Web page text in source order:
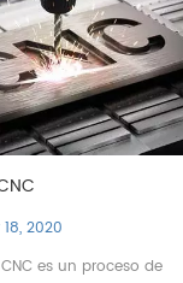
2020
es un proceso de